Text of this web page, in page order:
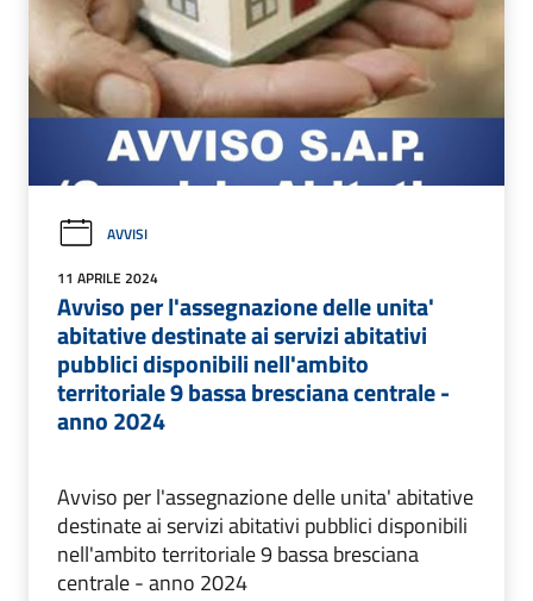
AVVISI
11 APRILE 2024
Avviso per l'assegnazione delle unita'
abitative destinate ai servizi abitativi
pubblici disponibili nell'ambito
territoriale 9 bassa bresciana centrale -
anno 2024
Avviso per l'assegnazione delle unita' abitative
destinate ai servizi abitativi pubblici disponibili
nell'ambito territoriale 9 bassa bresciana
centrale - anno 2024